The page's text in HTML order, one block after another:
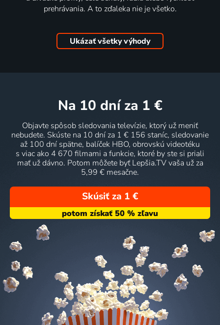
prehrávania. A to zďaleka nie je všetko.
Ukázať všetky výhody
na 10 dní za 1 €
Objavte spôsob sledovania televízie, ktorý už meniť
nebudete. Skúste na 10 dní za 1 € 156 staníc, sledovanie
až 100 dní spätne, balíček HBO, obrovskú videotéku
s viac ako 4 670 filmami a funkcie, ktoré by ste si priali
mať už dávno. Potom môžete byť Lepšia.TV vaša už za
5,99 € mesačne.
Skúsiť za 1 €